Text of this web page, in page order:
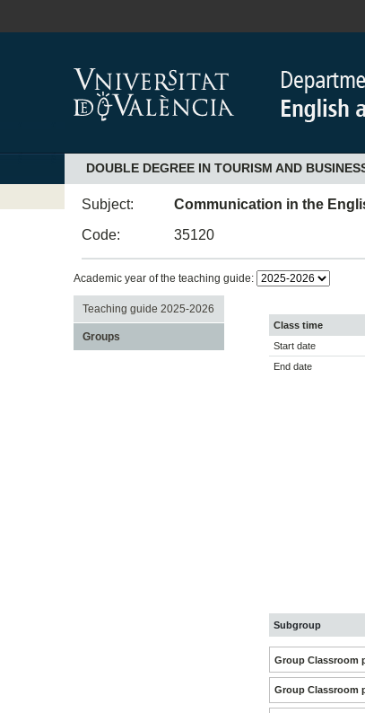
DOUBLE DEGREE IN TOURISM AND
Subject:
Communication in the
Code:
35120
Academic year of the teaching guide:
Teaching guide 2025-2026
Groups
Class time
Start date
End date
Subgroup
Group Classroom
Group Classroom